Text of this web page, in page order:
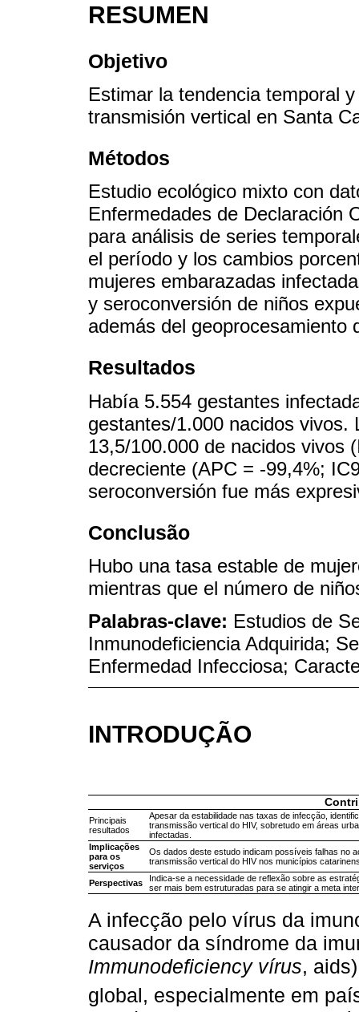
RESUMEN
Objetivo
Estimar la tendencia temporal
transmisión vertical en Santa
Métodos
Estudio ecológico mixto con
Enfermedades de Declaración
para análisis de series
el período y los cambios
mujeres embarazadas
y seroconversión de niños
además del geoprocesamiento
Resultados
Había 5.554 gestantes
gestantes/1.000 nacidos vivos.
13,5/100.000 de nacidos vivos
decreciente (APC = -99,4%;
seroconversión fue más
Conclusão
Hubo una tasa estable de
mientras que el número de
Palabras-clave: Estudios de
Inmunodeficiencia Adquirida;
Enfermedad Infecciosa;
INTRODUÇÃO
Principais
resultados
Apesar da estabilidade nas taxas de infecção,
transmissão vertical do HIV, sobretudo em áreas
infectadas.
Implicações
para os
serviços
Os dados deste estudo indicam possíveis falhas no
transmissão vertical do HIV nos municípios
Perspectivas
Indica-se a necessidade de reflexão sobre as
ser mais bem estruturadas para se atingir a meta
A infecção pelo vírus da
causador da síndrome da
Immunodeficiency vírus,
global, especialmente em